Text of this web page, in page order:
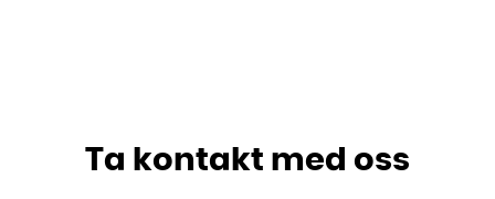
Ta kontakt med oss